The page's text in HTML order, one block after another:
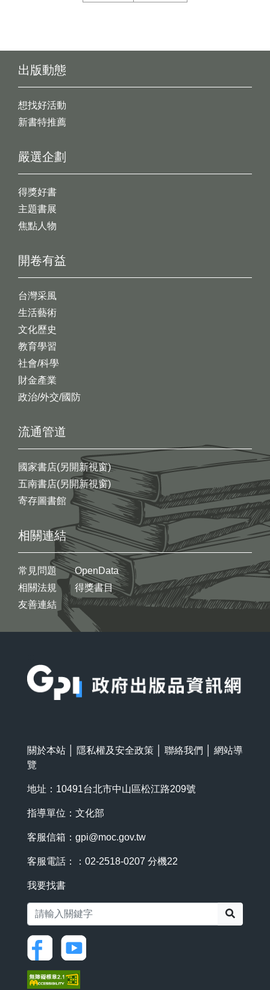
出版動態
想找好活動
新書特推薦
開卷有益
台灣采風
生活藝術
文化歷史
教育學習
社會/科學
財金產業
政治/外交/國防
嚴選企劃
得獎好書
主題書展
焦點人物
流通管道
國家書店(另開新視窗)
五南書店(另開新視窗)
寄存圖書館
相關連結
常見問題
相關法規
友善連結
OpenData
得獎書目
關於本站 隱私權及安全政策 聯絡我們
網站導
覽
地址：10491台北市中山區松江路209號
指導單位：文化部
客服信箱： gpi@moc.gov.tw
客服電話：：02-2518-0207 分機22
我要找書